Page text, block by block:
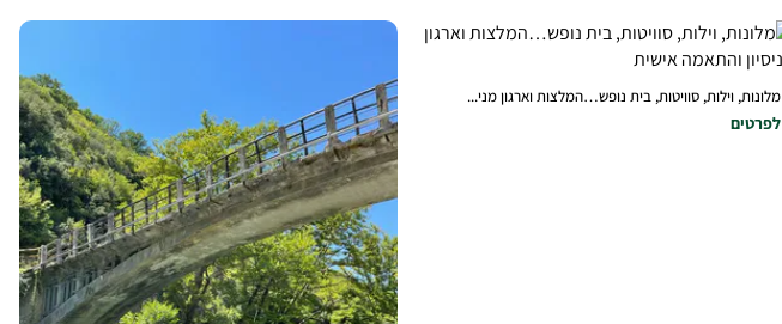
מלונות, וילות, סוויטות, בית נופש…המלצות וארגון מני...
לפרטים